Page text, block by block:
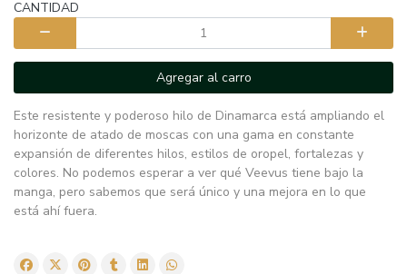
CANTIDAD
Agregar al carro
Este resistente y poderoso hilo de Dinamarca está ampliando el
horizonte de atado de moscas con una gama en constante
expansión de diferentes hilos, estilos de oropel, fortalezas y
colores. No podemos esperar a ver qué Veevus tiene bajo la
manga, pero sabemos que será único y una mejora en lo que
está ahí fuera.